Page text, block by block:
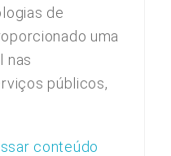
de
uma
nas
públicos,
conteúdo